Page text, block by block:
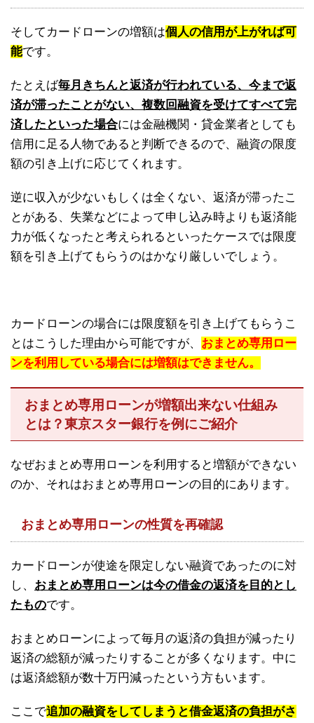
そしてカードローンの増額は個人の信用が上がれば可
能です。
たとえば毎月きちんと返済が行われている、今まで返
済が滞ったことがない、複数回融資を受けてすべて完
済したといった場合には金融機関・貸金業者としても
信用に足る人物であると判断できるので、融資の限度
額の引き上げに応じてくれます。
逆に収入が少ないもしくは全くない、返済が滞ったこ
とがある、失業などによって申し込み時よりも返済能
力が低くなったと考えられるといったケースでは限度
額を引き上げてもらうのはかなり厳しいでしょう。
カードローンの場合には限度額を引き上げてもらうこ
とはこうした理由から可能ですが、 おまとめ専用ロー
ンを利用している場合には増額はできません。
おまとめ専用ローンが増額出来ない仕組み
とは？東京スター銀行を例にご紹介
なぜおまとめ専用ローンを利用すると増額ができない
のか、それはおまとめ専用ローンの目的にあります。
おまとめ専用ローンの性質を再確認
カードローンが使途を限定しない融資であったのに対
し、 おまとめ専用ローンは今の借金の返済を目的とし
たものです。
おまとめローンによって毎月の返済の負担が減ったり
返済の総額が減ったりすることが多くなります。中に
は返済総額が数十万円減ったという方もいます。
ここで追加の融資をしてしまうと借金返済の負担がさ